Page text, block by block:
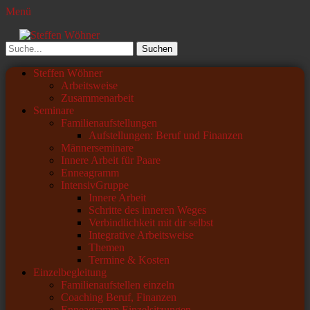
Menü
Steffen Wöhner
Lehrer und Seminarleiter
Suchen
nach:
Primäres
Zum
Steffen Wöhner
Arbeitsweise
Zusammenarbeit
Seminare
Familienaufstellungen
Aufstellungen: Beruf und Finanzen
Männerseminare
Innere Arbeit für Paare
Enneagramm
IntensivGruppe
Innere Arbeit
Schritte des inneren Weges
Verbindlichkeit mit dir selbst
Integrative Arbeitsweise
Themen
Termine & Kosten
Einzelbegleitung
Familienaufstellen einzeln
Coaching Beruf, Finanzen